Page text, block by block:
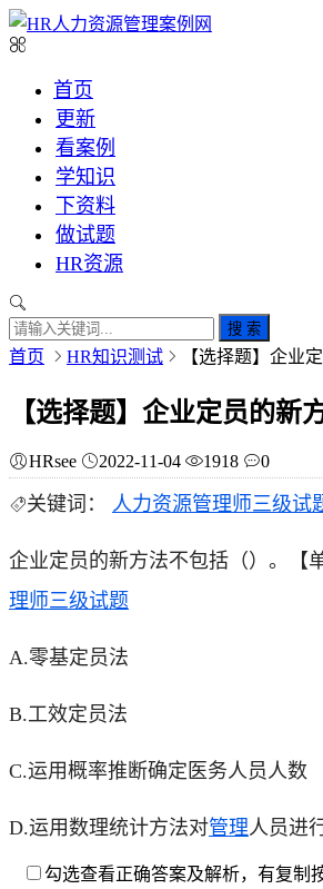
首页
更新
看案例
学知识
下资料
做试题
HR资源
搜 索
首页 HR知识测试 【选择题】企业
【选择题】企业定员的新
HRsee 2022-11-04 1918 0
关键词： 人力资源管理师三级试
企业定员的新方法不包括（）。【
理师三级试题
A.零基定员法
B.工效定员法
C.运用概率推断确定医务人员人数
D.运用数理统计方法对管理人员进
勾选查看正确答案及解析，有复制